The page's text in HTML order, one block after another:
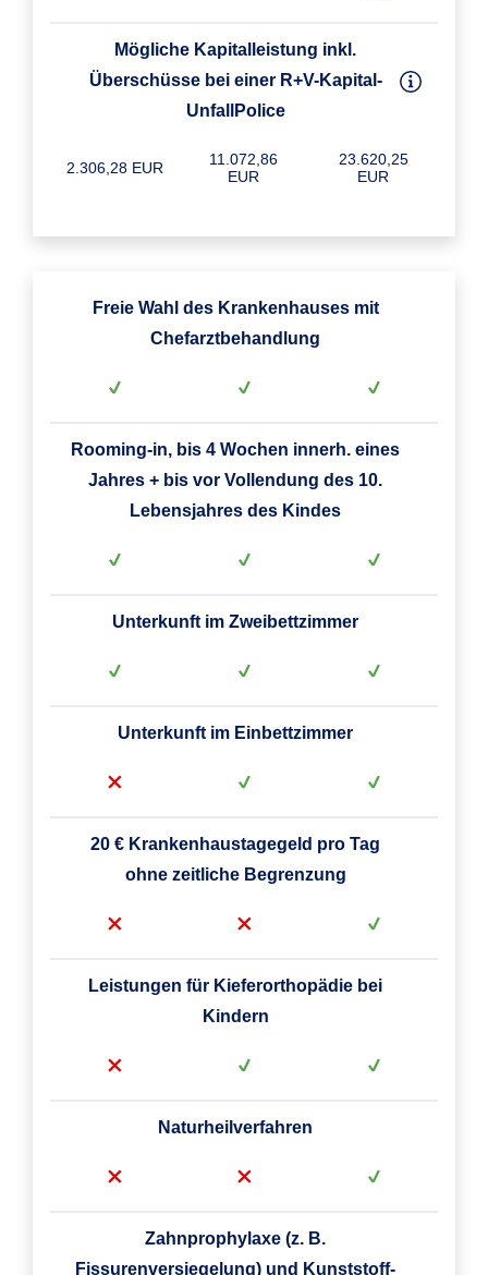
Mögliche Kapitalleistung inkl.
Überschüsse bei einer R+V-Kapital-
UnfallPolice
2.306,28 EUR
11.072,86
EUR
23.620,25
EUR
Freie Wahl des Krankenhauses mit
Chefarztbehandlung
Rooming-in, bis 4 Wochen innerh. eines
Jahres + bis vor Vollendung des 10.
Lebensjahres des Kindes
Unterkunft im Zweibettzimmer
Unterkunft im Einbettzimmer
20 € Krankenhaustagegeld pro Tag
ohne zeitliche Begrenzung
Leistungen für Kieferorthopädie bei
Kindern
Naturheilverfahren
Zahnprophylaxe (z. B.
Fissurenversiegelung) und Kunststoff-